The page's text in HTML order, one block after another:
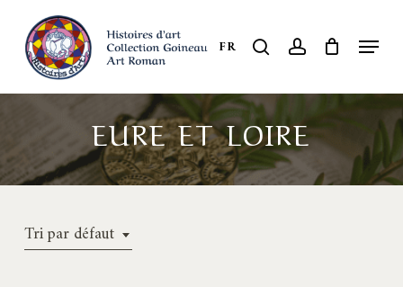
main
content
FR search account Menu
EURE ET LOIRE
Tri par défaut
Close